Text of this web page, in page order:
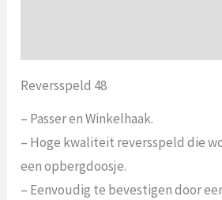
Reversspeld 48
– Passer en Winkelhaak.
– Hoge kwaliteit reversspeld die
een opbergdoosje.
– Eenvoudig te bevestigen door